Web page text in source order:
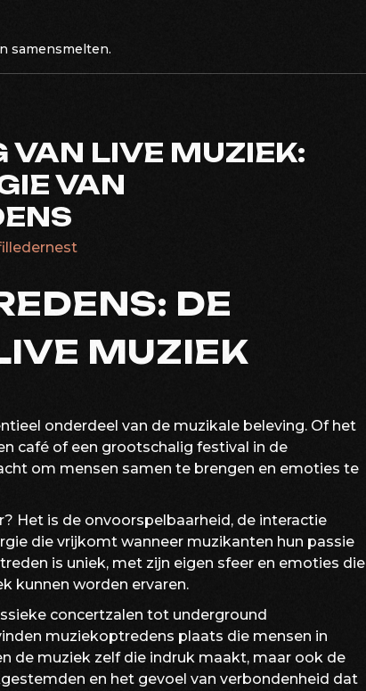
samensmelten.
VAN LIVE MUZIEK:
VAN
DE
MUZIEK
onderdeel van de muzikale beleving. Of het
café of een grootschalig festival in de
om mensen samen te brengen en emoties te
Het is de onvoorspelbaarheid, de interactie
die vrijkomt wanneer muzikanten hun passie
is uniek, met zijn eigen sfeer en emoties die
kunnen worden ervaren.
concertzalen tot underground
muziekoptredens plaats die mensen in
de muziek zelf die indruk maakt, maar ook de
en het gevoel van verbondenheid dat